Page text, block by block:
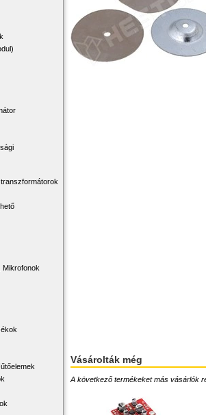
Mikrofonok
Vásárolták még
A következő termékeket más vásárlók